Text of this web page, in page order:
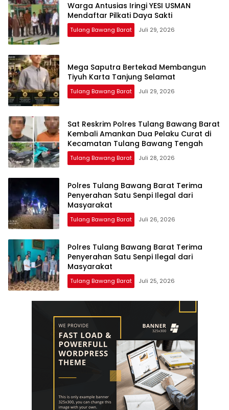
Warga Antusias Iringi YESI USMAN
Mendaftar Pilkati Daya Sakti
Tulang Bawang Barat Juli 29, 2026
Mega Saputra Bertekad Membangun
Tiyuh Karta Tanjung Selamat
Tulang Bawang Barat Juli 29, 2026
Sat Reskrim Polres Tulang Bawang Barat
Kembali Amankan Dua Pelaku Curat di
Kecamatan Tulang Bawang Tengah
Tulang Bawang Barat Juli 28, 2026
Polres Tulang Bawang Barat Terima
Penyerahan Satu Senpi Ilegal dari
Masyarakat
Tulang Bawang Barat Juli 26, 2026
Polres Tulang Bawang Barat Terima
Penyerahan Satu Senpi Ilegal dari
Masyarakat
Tulang Bawang Barat Juli 25, 2026